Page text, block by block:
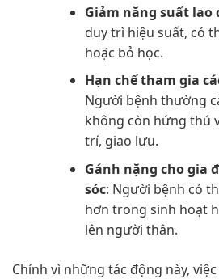
Giảm năng suất lao
duy trì hiệu suất, có
hoặc bỏ học.
Hạn chế tham gia
Người bệnh thường
không còn hứng thú
trí, giao lưu.
Gánh nặng cho gia
sóc: Người bệnh có
hơn trong sinh hoạt
lên người thân.
Chính vì những tác động này,